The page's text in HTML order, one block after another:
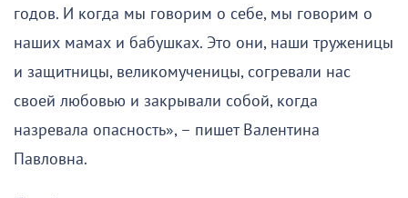
годов. И когда мы говорим о себе, мы говорим о
наших мамах и бабушках. Это они, наши труженицы
и защитницы, великомученицы, согревали нас
своей любовью и закрывали собой, когда
назревала опасность», – пишет Валентина
Павловна.